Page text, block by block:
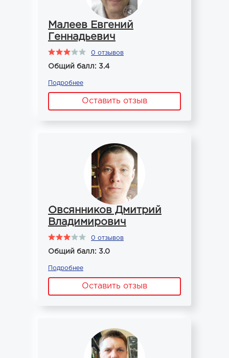
Малеев Евгений
Геннадьевич
0 отзывов
Общий балл: 3.4
Подробнее
Оставить отзыв
Овсянников Дмитрий
Владимирович
0 отзывов
Общий балл: 3.0
Подробнее
Оставить отзыв